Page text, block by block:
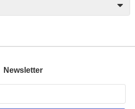
Newsletter